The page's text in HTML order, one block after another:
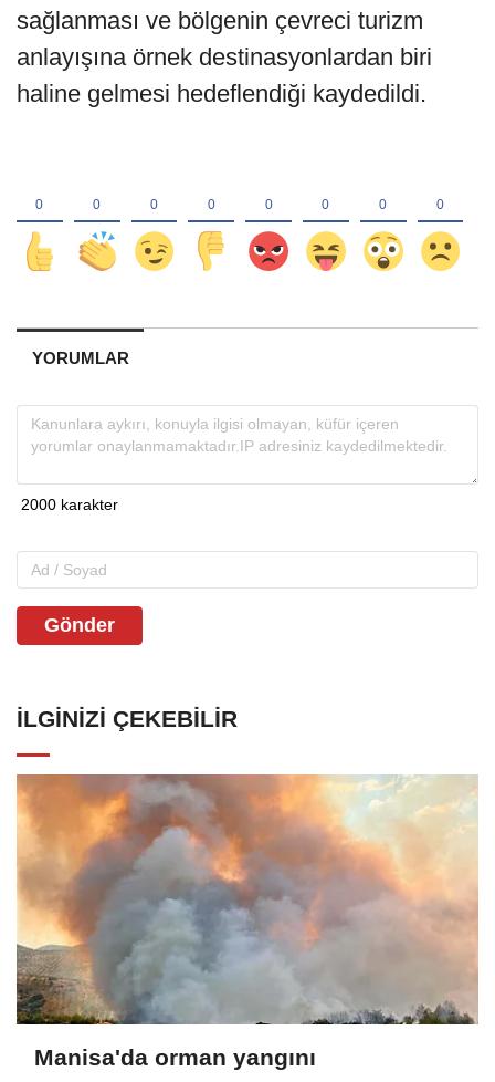
sağlanması ve bölgenin çevreci turizm
anlayışına örnek destinasyonlardan biri
haline gelmesi hedeflendiği kaydedildi.
YORUMLAR
Gönder
İLGINIZI ÇEKEBILIR
Manisa'da orman yangını